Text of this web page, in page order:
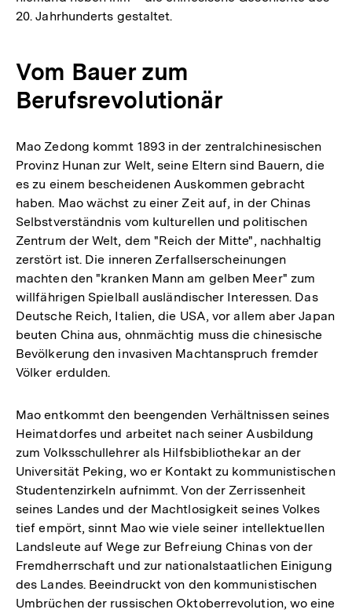
20. Jahrhunderts gestaltet.
Vom Bauer zum
Berufsrevolutionär
Mao Zedong kommt 1893 in der zentralchinesischen
Provinz Hunan zur Welt, seine Eltern sind Bauern, die
es zu einem bescheidenen Auskommen gebracht
haben. Mao wächst zu einer Zeit auf, in der Chinas
Selbstverständnis vom kulturellen und politischen
Zentrum der Welt, dem "Reich der Mitte", nachhaltig
zerstört ist. Die inneren Zerfallserscheinungen
machten den "kranken Mann am gelben Meer" zum
willfährigen Spielball ausländischer Interessen. Das
Deutsche Reich, Italien, die USA, vor allem aber Japan
beuten China aus, ohnmächtig muss die chinesische
Bevölkerung den invasiven Machtanspruch fremder
Völker erdulden.
Mao entkommt den beengenden Verhältnissen seines
Heimatdorfes und arbeitet nach seiner Ausbildung
zum Volksschullehrer als Hilfsbibliothekar an der
Universität Peking, wo er Kontakt zu kommunistischen
Studentenzirkeln aufnimmt. Von der Zerrissenheit
seines Landes und der Machtlosigkeit seines Volkes
tief empört, sinnt Mao wie viele seiner intellektuellen
Landsleute auf Wege zur Befreiung Chinas von der
Fremdherrschaft und zur nationalstaatlichen Einigung
des Landes. Beeindruckt von den kommunistischen
Umbrüchen der russischen Oktoberrevolution, wo eine